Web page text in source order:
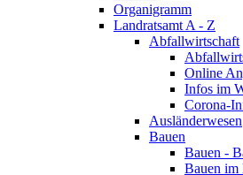
Organigramm
Landratsamt A - Z
Abfallwirtschaft
Online
Infos im
Corona-
Ausländerwesen
Bauen
Bauen -
Bauen im